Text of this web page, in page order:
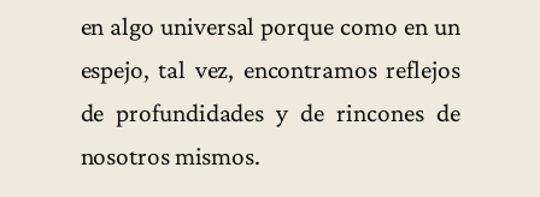
en algo universal porque como en un
espejo, tal vez, encontramos reflejos
de profundidades y de rincones de
nosotros mismos.